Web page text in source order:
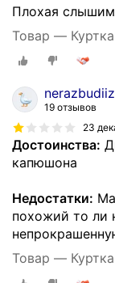
Плохая
Товар —
19 отзывов
23
Достоинства:
капюшона
Недостатки:
похожий то ли
Товар —